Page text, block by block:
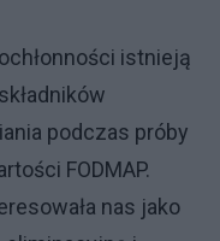
istnieją
podczas próby
FODMAP.
nas jako